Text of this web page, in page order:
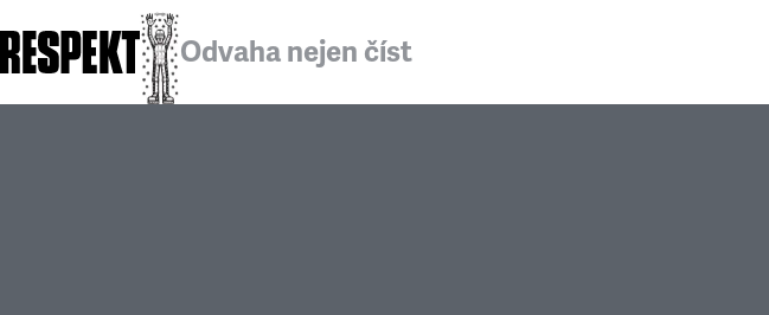
Odvaha nejen číst